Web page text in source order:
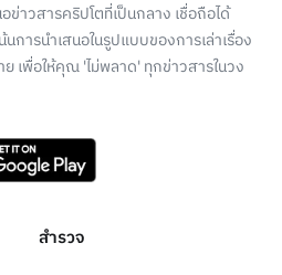
ข่าวสารคริปโตที่เป็นกลาง เชื่อถือได้
การนำเสนอในรูปแบบของการเล่าเรื่อง
ย เพื่อให้คุณ 'ไม่พลาด' ทุกข่าวสารในวง
สำรวจ